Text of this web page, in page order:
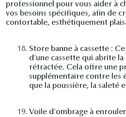
professionnel pour vous aider à
vos besoins spécifiques, afin de
confortable, esthétiquement
18. Store banne à cassette :
d'une cassette qui abrite
rétractée. Cela offre une
supplémentaire contre les
que la poussière, la saleté
19. Voile d'ombrage à